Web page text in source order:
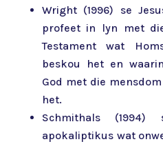
Wright (1996) se
profeet in lyn met
Testament wat
beskou het en
God met die
het.
Schmithals
apokaliptikus wat